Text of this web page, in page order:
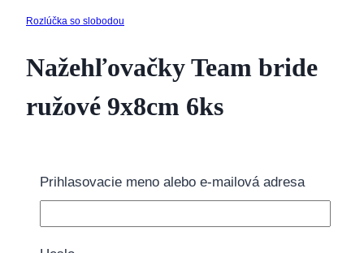
Rozlúčka so slobodou
Nažehľovačky Team bride
ružové 9x8cm 6ks
cena je: 8.95€.
množstvo Nažehľovačky Team bride ružové 9x8cm
Prihlasovacie meno alebo e-mailová adresa